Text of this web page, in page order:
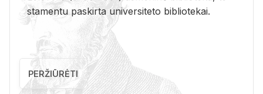
sta­men­tu pa­skir­ta uni­ver­si­te­to bi­b­lio­te­kai.
PERŽIŪRĖTI